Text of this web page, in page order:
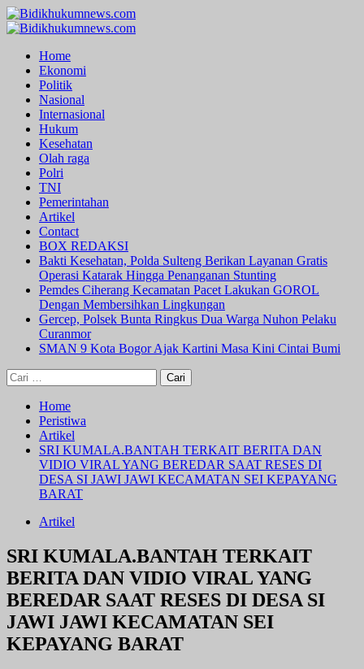
Skip
to
Primary
Home
Ekonomi
Politik
Nasional
Internasional
Hukum
Kesehatan
Olah raga
Polri
TNI
Pemerintahan
Artikel
Contact
BOX REDAKSI
Bakti Kesehatan, Polda Sulteng Berikan Layanan Gratis
Operasi Katarak Hingga Penanganan Stunting
Pemdes Ciherang Kecamatan Pacet Lakukan GOROL
Dengan Membersihkan Lingkungan
Gercep, Polsek Bunta Ringkus Dua Warga Nuhon Pelaku
Curanmor
SMAN 9 Kota Bogor Ajak Kartini Masa Kini Cintai Bumi
Cari
untuk:
Home
Peristiwa
Artikel
SRI KUMALA.BANTAH TERKAIT BERITA DAN
VIDIO VIRAL YANG BEREDAR SAAT RESES DI
DESA SI JAWI JAWI KECAMATAN SEI KEPAYANG
BARAT
Artikel
SRI KUMALA.BANTAH TERKAIT
BERITA DAN VIDIO VIRAL YANG
BEREDAR SAAT RESES DI DESA SI
JAWI JAWI KECAMATAN SEI
KEPAYANG BARAT